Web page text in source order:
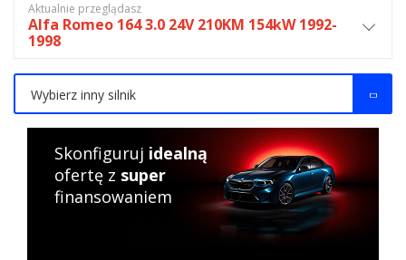
Aktualnie przeglądasz
Alfa Romeo 164 3.0 24V 210KM 154kW 1992-
1998
Wybierz inny silnik
Skonfiguruj idealną
ofertę z super
finansowaniem